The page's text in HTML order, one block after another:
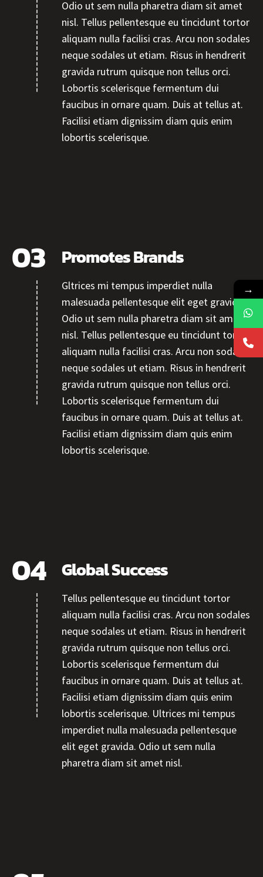
Odio ut sem nulla pharetra diam sit amet
nisl. Tellus pellentesque eu tincidunt tortor
aliquam nulla facilisi cras. Arcu non sodales
neque sodales ut etiam. Risus in hendrerit
gravida rutrum quisque non tellus orci.
Lobortis scelerisque fermentum dui
faucibus in ornare quam. Duis at tellus at.
Facilisi etiam dignissim diam quis enim
lobortis scelerisque.
Promotes Brands
Gltrices mi tempus imperdiet nulla
malesuada pellentesque elit eget gravida.
Odio ut sem nulla pharetra diam sit amet
nisl. Tellus pellentesque eu tincidunt tortor
aliquam nulla facilisi cras. Arcu non sodales
neque sodales ut etiam. Risus in hendrerit
gravida rutrum quisque non tellus orci.
Lobortis scelerisque fermentum dui
faucibus in ornare quam. Duis at tellus at.
Facilisi etiam dignissim diam quis enim
lobortis scelerisque.
Global Success
Tellus pellentesque eu tincidunt tortor
aliquam nulla facilisi cras. Arcu non sodales
neque sodales ut etiam. Risus in hendrerit
gravida rutrum quisque non tellus orci.
Lobortis scelerisque fermentum dui
faucibus in ornare quam. Duis at tellus at.
Facilisi etiam dignissim diam quis enim
lobortis scelerisque. Ultrices mi tempus
imperdiet nulla malesuada pellentesque
elit eget gravida. Odio ut sem nulla
pharetra diam sit amet nisl.
→